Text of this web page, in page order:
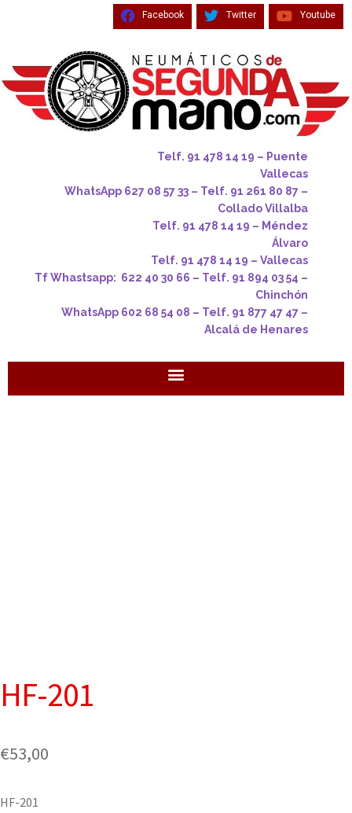
Facebook Twitter Youtube
Telf. 91 478 14 19 – Puente
Vallecas
WhatsApp 627 08 57 33 – Telf. 91 261 80 87 –
Collado Villalba
Telf. 91 478 14 19 – Méndez
Álvaro
Telf. 91 478 14 19 – Vallecas
Tf Whastsapp: 622 40 30 66 – Telf. 91 894 03 54 –
Chinchón
WhatsApp 602 68 54 08 – Telf. 91 877 47 47 –
Alcalá de Henares
HF-201
€53,00
HF-201